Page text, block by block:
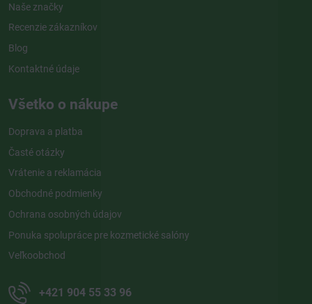
Naše značky
Recenzie zákazníkov
Blog
Kontaktné údaje
Všetko o nákupe
Doprava a platba
Časté otázky
Vrátenie a reklamácia
Obchodné podmienky
Ochrana osobných údajov
Ponuka spolupráce pre kozmetické salóny
Veľkoobchod
+421 904 55 33 96